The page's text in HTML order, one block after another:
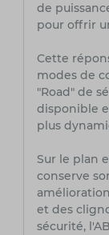
de
pour offrir
Cette
modes de
"Road" de
disponible
plus
Sur le plan
conserve
et des
sécurité,